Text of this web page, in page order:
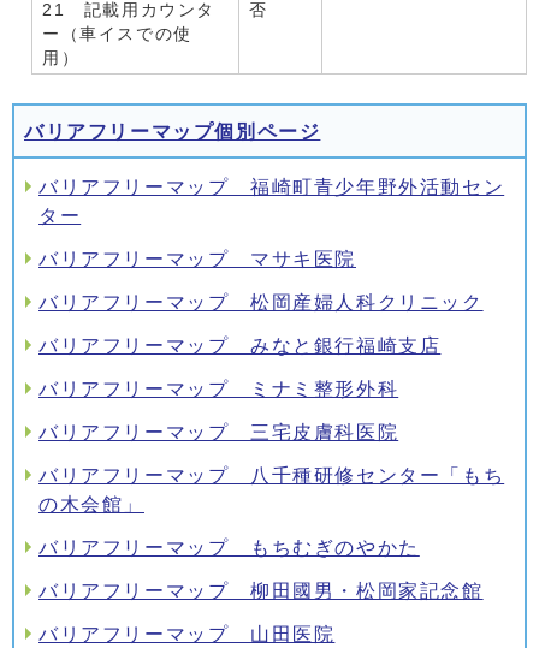
21 記載用カウンタ
ー（車イスでの使
用）
否
バリアフリーマップ個別ページ
バリアフリーマップ 福崎町青少年野外活動セン
ター
バリアフリーマップ マサキ医院
バリアフリーマップ 松岡産婦人科クリニック
バリアフリーマップ みなと銀行福崎支店
バリアフリーマップ ミナミ整形外科
バリアフリーマップ 三宅皮膚科医院
バリアフリーマップ 八千種研修センター「もち
の木会館」
バリアフリーマップ もちむぎのやかた
バリアフリーマップ 柳田國男・松岡家記念館
バリアフリーマップ 山田医院